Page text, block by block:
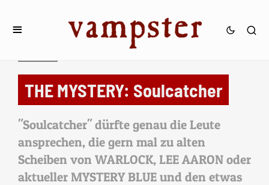
THE MYSTERY: Soulcatcher
"Soulcatcher" dürfte genau die Leute
ansprechen, die gern mal zu alten
Scheiben von WARLOCK, LEE AARON oder
aktueller MYSTERY BLUE und den etwas